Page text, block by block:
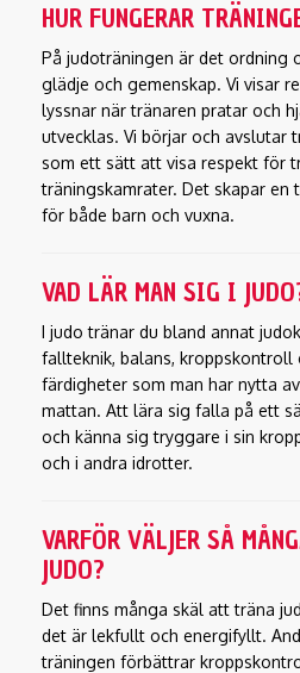
HUR FUNGERAR
På judoträningen är det ordning
glädje och gemenskap. Vi visar
lyssnar när tränaren pratar och
utvecklas. Vi börjar och avslutar
som ett sätt att visa respekt för
träningskamrater. Det skapar en
för både barn och vuxna.
VAD LÄR MAN SIG I
I judo tränar du bland annat
fallteknik, balans, kroppskontroll
färdigheter som man har nytta
mattan. Att lära sig falla på ett
och känna sig tryggare i sin
och i andra idrotter.
VARFÖR VÄLJER SÅ
JUDO?
Det finns många skäl att träna
det är lekfullt och energifyllt.
träningen förbättrar